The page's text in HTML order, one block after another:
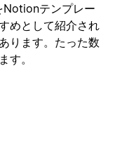
Notionテンプレー
めとして紹介され
ります。たった数
す。